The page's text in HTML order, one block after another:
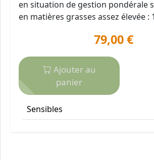
en situation de gestion pondérale
en matières grasses assez élevée :
79,00 €
Ajouter au
panier
Sensibles